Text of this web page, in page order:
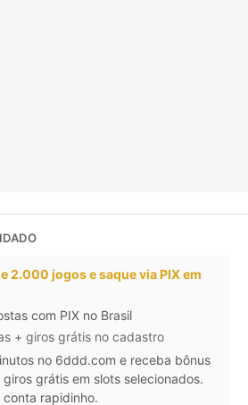
2.000 jogos e saque via PIX em
com PIX no Brasil
+ giros grátis no cadastro
no 6ddd.com e receba bônus
grátis em slots selecionados.
conta rapidinho.